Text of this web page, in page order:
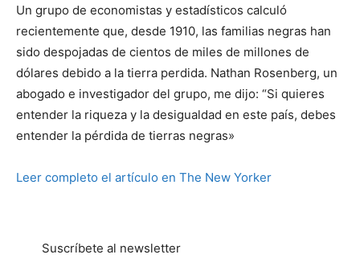
Un grupo de economistas y estadísticos calculó
recientemente que, desde 1910, las familias negras han
sido despojadas de cientos de miles de millones de
dólares debido a la tierra perdida. Nathan Rosenberg, un
abogado e investigador del grupo, me dijo: “Si quieres
entender la riqueza y la desigualdad en este país, debes
entender la pérdida de tierras negras»
Leer completo el artículo en The New Yorker
Suscríbete al newsletter